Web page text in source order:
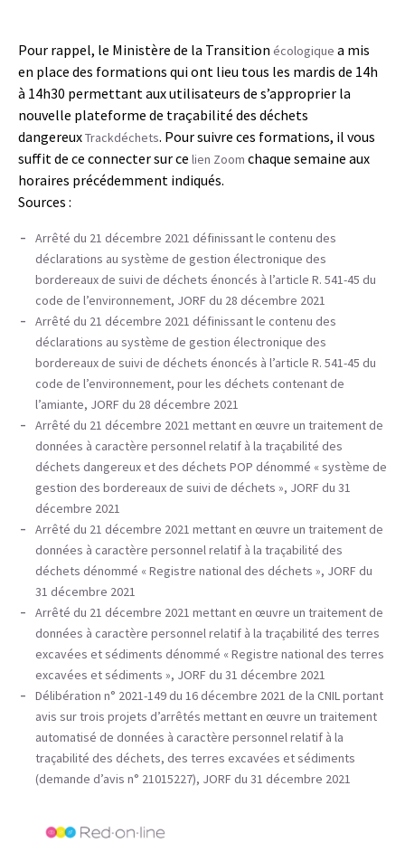
Pour rappel, le Ministère de la Transition écologique a mis
en place des formations qui ont lieu tous les mardis de 14h
à 14h30 permettant aux utilisateurs de s’approprier la
nouvelle plateforme de traçabilité des déchets
dangereuxTrackdéchets. Pour suivre ces formations, il vous
suffit de ce connecter sur ce lien Zoom chaque semaine aux
horaires précédemment indiqués.
Sources :
Arrêté du 21 décembre 2021 définissant le contenu des
déclarations au système de gestion électronique des
bordereaux de suivi de déchets énoncés à l’article R. 541-45 du
code de l’environnement, JORF du 28 décembre 2021
Arrêté du 21 décembre 2021 définissant le contenu des
déclarations au système de gestion électronique des
bordereaux de suivi de déchets énoncés à l’article R. 541-45 du
code de l’environnement, pour les déchets contenant de
l’amiante, JORF du 28 décembre 2021
Arrêté du 21 décembre 2021 mettant en œuvre un traitement de
données à caractère personnel relatif à la traçabilité des
déchets dangereux et des déchets POP dénommé « système de
gestion des bordereaux de suivi de déchets », JORF du 31
décembre 2021
Arrêté du 21 décembre 2021 mettant en œuvre un traitement de
données à caractère personnel relatif à la traçabilité des
déchets dénommé « Registre national des déchets », JORF du
31 décembre 2021
Arrêté du 21 décembre 2021 mettant en œuvre un traitement de
données à caractère personnel relatif à la traçabilité des terres
excavées et sédiments dénommé « Registre national des terres
excavées et sédiments », JORF du 31 décembre 2021
Délibération n° 2021-149 du 16 décembre 2021 de la CNIL portant
avis sur trois projets d’arrêtés mettant en œuvre un traitement
automatisé de données à caractère personnel relatif à la
traçabilité des déchets, des terres excavées et sédiments
(demande d’avis n° 21015227), JORF du 31 décembre 2021